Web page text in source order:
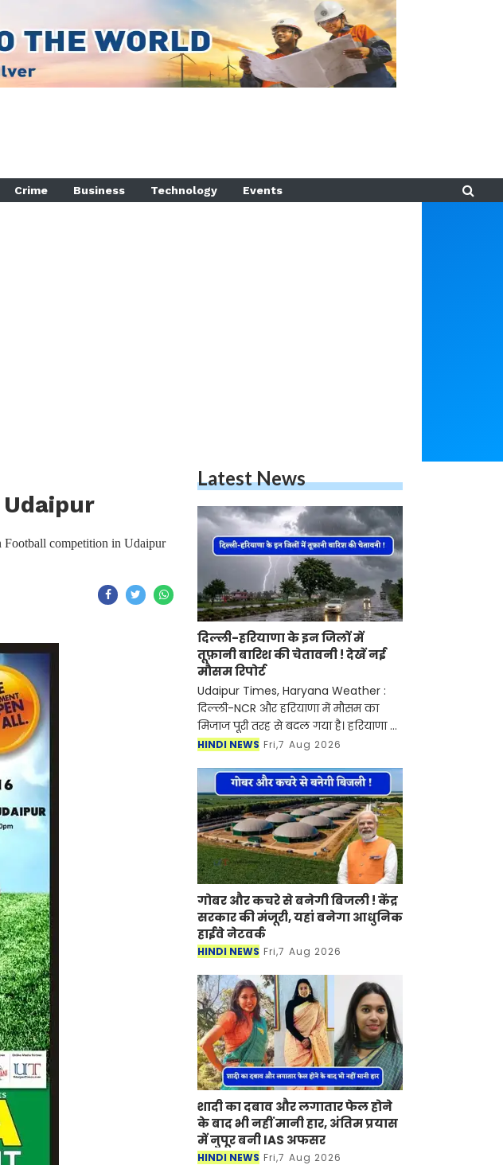
Crime Business Technology Events
Football competition in Udaipur
Latest News
दिल्ली-हरियाणा के इन जिलों में
तूफ़ानी बारिश की चेतावनी ! देखें नई
मौसम रिपोर्ट
Udaipur Times, Haryana Weather :
दिल्ली-NCR और हरियाणा में मौसम का
मिजाज पूरी तरह से बदल गया है। हरियाणा में
आज बारिश का पूरा माहौल बना हुआ है हर
कुछ घंटों में बार
HINDI NEWS Fri,7 Aug 2026
गोबर और कचरे से बनेगी बिजली ! केंद्र
सरकार की मंजूरी, यहां बनेगा आधुनिक
हाईवे नेटवर्क
HINDI NEWS Fri,7 Aug 2026
शादी का दबाव और लगातार फेल होने
के बाद भी नहीं मानी हार, अंतिम प्रयास
में नुपूर बनी IAS अफसर
HINDI NEWS Fri,7 Aug 2026